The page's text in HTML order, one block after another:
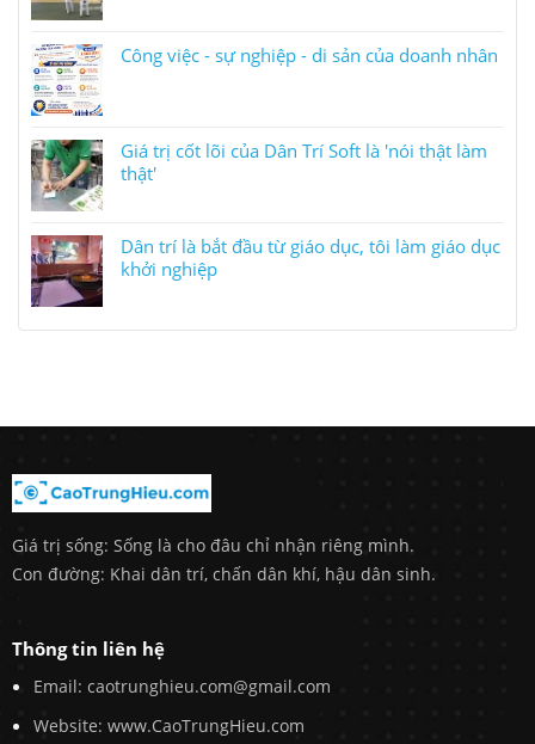
Công việc - sự nghiệp - di sản của doanh nhân
Giá trị cốt lõi của Dân Trí Soft là 'nói thật làm
thật'
Dân trí là bắt đầu từ giáo dục, tôi làm giáo dục
khởi nghiệp
Giá trị sống: Sống là cho đâu chỉ nhận riêng mình.
Con đường: Khai dân trí, chấn dân khí, hậu dân sinh.
Thông tin liên hệ
Email: caotrunghieu.com@gmail.com
Website: www.CaoTrungHieu.com